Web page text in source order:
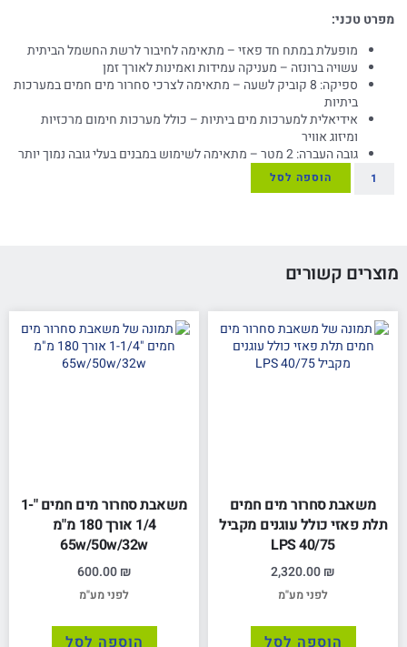
מפרט טכני:
מופעלת במתח חד פאזי – מתאימה לחיבור לרשת החשמל הביתית
עשויה ברונזה – מעניקה עמידות ואמינות לאורך זמן
ספיקה: 8 קוביק לשעה – מתאימה לצרכי סחרור מים חמים במערכות
ביתיות
אידיאלית למערכות מים ביתיות – כולל מערכות חימום מרכזיות
ומיזוג אוויר
גובה העברה: 2 מטר – מתאימה לשימוש במבנים בעלי גובה נמוך יותר
הוספה לסל
מוצרים קשורים
משאבת סחרור מים חמים
תלת פאזי כולל עוגנים מקביל
LPS 40/75
2,320.00₪
לפני מע"מ
הוספה לסל
משאבת סחרור מים חמים "1-
1/4 אורך 180 מ"מ
65w/50w/32w
600.00₪
לפני מע"מ
הוספה לסל